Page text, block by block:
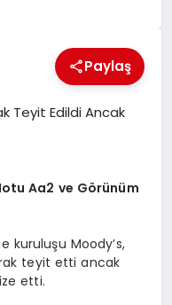
Paylaş
Aa2 ve Görünüm
kuruluşu Moody’s,
teyit etti ancak
etti.